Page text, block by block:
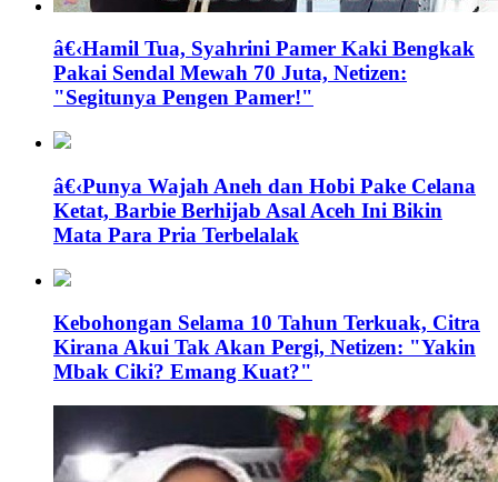
â€‹Hamil Tua, Syahrini Pamer Kaki Bengkak
Pakai Sendal Mewah 70 Juta, Netizen:
"Segitunya Pengen Pamer!"
â€‹Punya Wajah Aneh dan Hobi Pake Celana
Ketat, Barbie Berhijab Asal Aceh Ini Bikin
Mata Para Pria Terbelalak
Kebohongan Selama 10 Tahun Terkuak, Citra
Kirana Akui Tak Akan Pergi, Netizen: "Yakin
Mbak Ciki? Emang Kuat?"